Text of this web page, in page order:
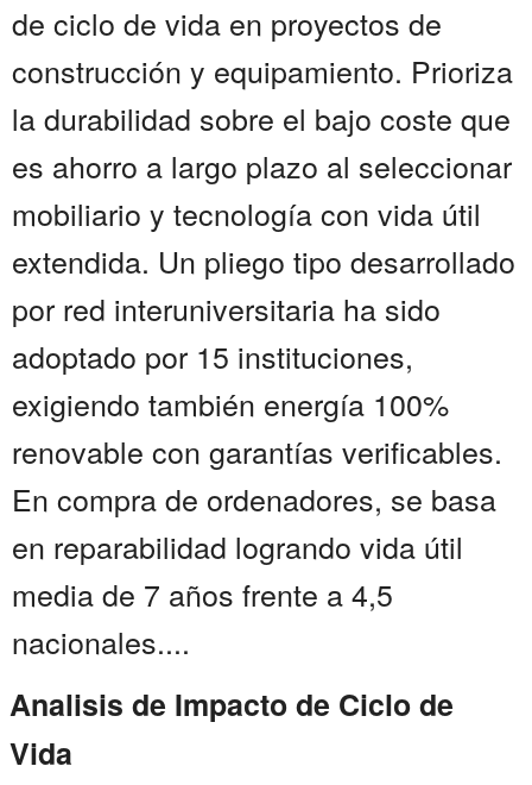
de ciclo de vida en proyectos de
construcción y equipamiento. Prioriza
la durabilidad sobre el bajo coste que
es ahorro a largo plazo al seleccionar
mobiliario y tecnología con vida útil
extendida. Un pliego tipo desarrollado
por red interuniversitaria ha sido
adoptado por 15 instituciones,
exigiendo también energía 100%
renovable con garantías verificables.
En compra de ordenadores, se basa
en reparabilidad logrando vida útil
media de 7 años frente a 4,5
nacionales....
Analisis de Impacto de Ciclo de
Vida